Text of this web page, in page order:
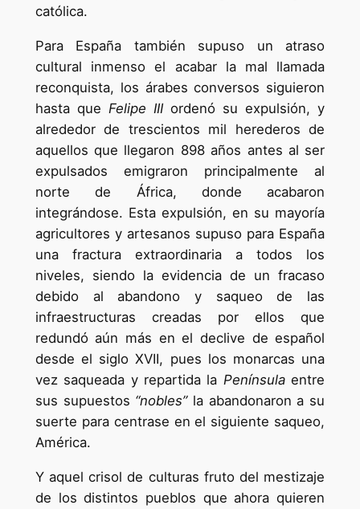
católica.
Para España también supuso un atraso
cultural inmenso el acabar la mal llamada
reconquista, los árabes conversos siguieron
hasta que Felipe III ordenó su expulsión, y
alrededor de trescientos mil herederos de
aquellos que llegaron 898 años antes al ser
expulsados emigraron principalmente al
norte de África, donde acabaron
integrándose. Esta expulsión, en su mayoría
agricultores y artesanos supuso para España
una fractura extraordinaria a todos los
niveles, siendo la evidencia de un fracaso
debido al abandono y saqueo de las
infraestructuras creadas por ellos que
redundó aún más en el declive de español
desde el siglo XVII, pues los monarcas una
vez saqueada y repartida la Penínsulaentre
sus supuestos “nobles”la abandonaron a su
suerte para centrase en el siguiente saqueo,
América.
Y aquel crisol de culturas fruto del mestizaje
de los distintos pueblos que ahora quieren